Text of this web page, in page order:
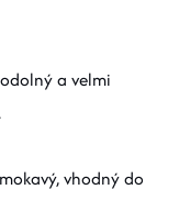
a velmi
vhodný do